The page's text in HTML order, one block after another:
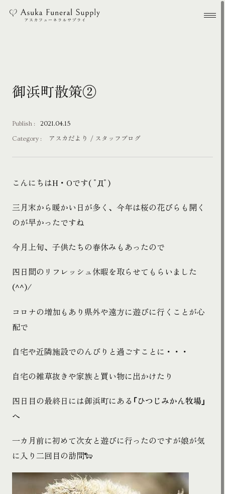
メ
御浜町散策②
Publish : 2021.04.15
Category : アスカだより スタッフブログ
こんにちはH・Oです( ﾟДﾟ)
三月末から暖かい日が多く、今年は桜の花びらも開く
のが早かったですね
今月上旬、子供たちの春休みもあったので
四日間のリフレッシュ休暇を取らせてもらいました
(^^)/
コロナの増加もあり県外や遠方に遊びに行くことが心
配で
自宅や近隣施設でのんびりと過ごすことに・・・
自宅の雑草抜きや家族と買い物に出かけたり
四日目の最終日には御浜町にある 「ひつじみかん牧場」
へ
一カ月前に初めて次女と遊びに行ったのですが娘が気
に入り二回目の訪問🐑